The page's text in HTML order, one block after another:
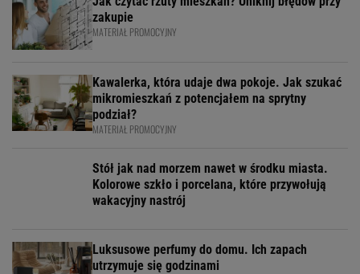
zakupie
MATERIAŁ PROMOCYJNY
Kawalerka, która udaje dwa pokoje. Jak szukać
mikromieszkań z potencjałem na sprytny
podział?
MATERIAŁ PROMOCYJNY
Stół jak nad morzem nawet w środku miasta.
Kolorowe szkło i porcelana, które przywołują
wakacyjny nastrój
Luksusowe perfumy do domu. Ich zapach
utrzymuje się godzinami